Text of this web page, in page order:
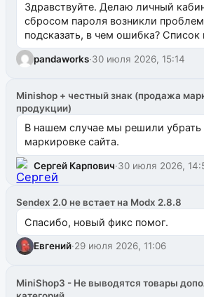
Здравствуйте. Делаю личный
сбросом пароля возникли
подсказать, в чем ошибка? Список
одноименном разделе на modx.pro
pandaworks·30 июля 2026, 15:14
Minishop + честный знак (продажа
продукции)
В нашем случае мы решили убрать
маркировке сайта.
Сергей Карпович·30 июля 2026,
Sendex 2.0 не встает на Modx 2.8.8
Спасибо, новый фикс помог.
Евгений·29 июля 2026, 11:06
MiniShop3 - Не выводятся товары